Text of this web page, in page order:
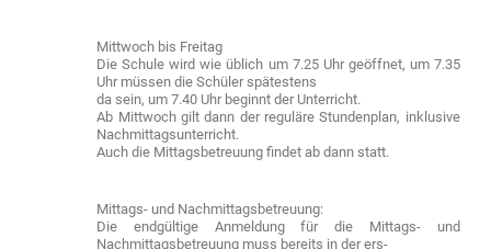
Mittwoch bis Freitag
Die Schule wird wie üblich um 7.25 Uhr geöffnet, um 7.35
Uhr müssen die Schüler spätestens
da sein, um 7.40 Uhr beginnt der Unterricht.
Ab Mittwoch gilt dann der reguläre Stundenplan, inklusive
Nachmittagsunterricht.
Auch die Mittagsbetreuung findet ab dann statt.
Mittags- und Nachmittagsbetreuung:
Die endgültige Anmeldung für die Mittags- und
Nachmittagsbetreuung muss bereits in der ers-